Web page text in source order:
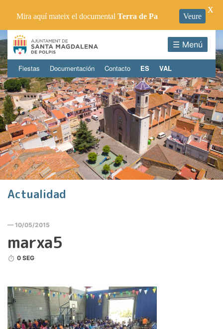
☰ Menú
Fiestas Documentación Contacto ES VAL
Actualidad
— 10/05/2015
marxa5
0 SEG
Mira aquí mateix el documental Terra de Pa Veure
X